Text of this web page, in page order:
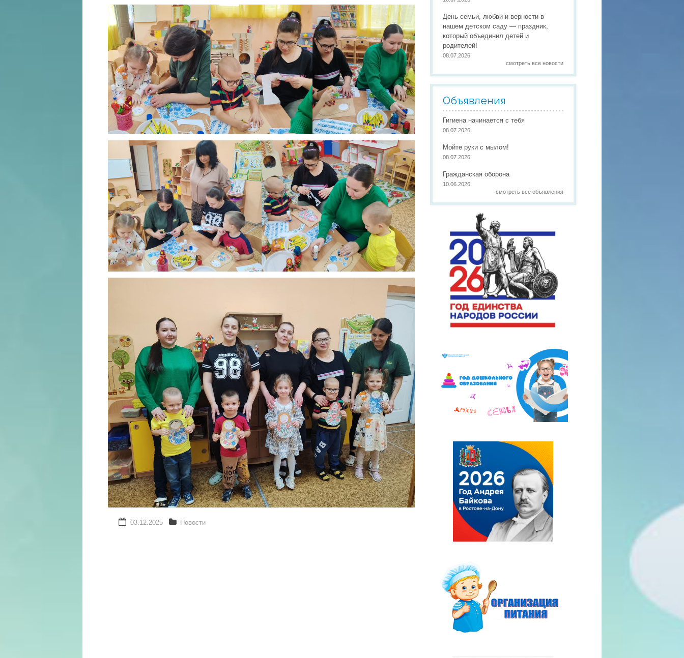
Организация питания
Развивающая предметно-пространственная среда
Обеспечение здоровья, безопасности, качеству услуг по присмотру и уходу
Международное сотрудничество
Доступная среда
Наши работы
Сайты педагогов
Участие в конкурсах
Школа маленьких патриотов
03.12.2025 Новости
День семьи, любви и верности в
нашем детском саду — праздник,
который объединил детей и
родителей!
08.07.2026
смотреть все новости
Объявления
Гигиена начинается с тебя
08.07.2026
Мойте руки с мылом!
08.07.2026
Гражданская оборона
10.06.2026
смотреть все объявления